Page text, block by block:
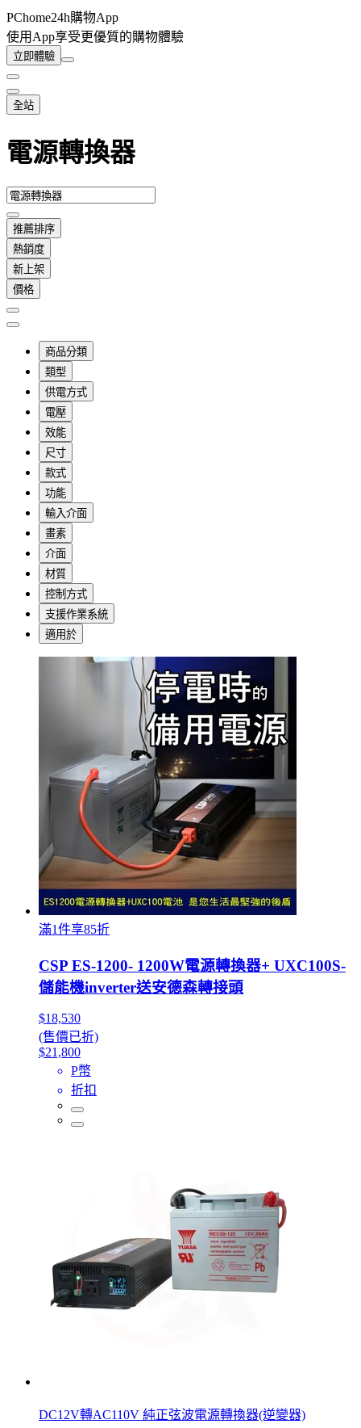
PChome24h購物App
使用App享受更優質的購物體驗
立即體驗
全站
電源轉換器
推薦排序
熱銷度
新上架
價格
商品分類
類型
供電方式
電壓
效能
尺寸
款式
功能
輸入介面
畫素
介面
材質
控制方式
支援作業系統
適用於
滿1件享85折
CSP ES-1200- 1200W電源轉換器+ UXC100S-
儲能機inverter送安德森轉接頭
$18,530
(售價已折)
$21,800
P幣
折扣
DC12V轉AC110V 純正弦波電源轉換器(逆變器)